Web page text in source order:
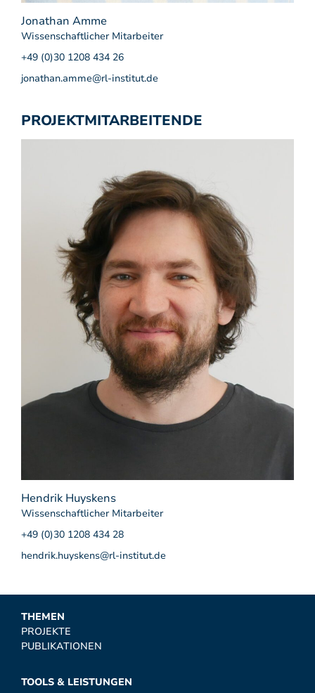
Jonathan Amme
Wissenschaftlicher Mitarbeiter
+49 (0)30 1208 434 26
jonathan.amme@rl-institut.de
PROJEKTMITARBEITENDE
Hendrik Huyskens
Wissenschaftlicher Mitarbeiter
+49 (0)30 1208 434 28
hendrik.huyskens@rl-institut.de
THEMEN
PROJEKTE
PUBLIKATIONEN
TOOLS & LEISTUNGEN